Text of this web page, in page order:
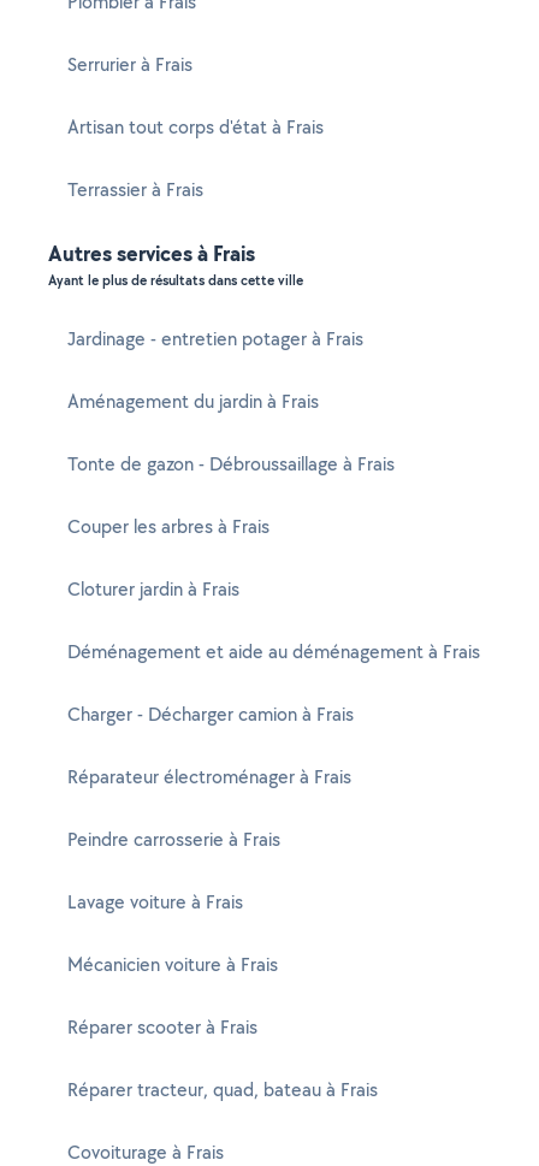
Serrurier à Frais
Artisan tout corps d'état à Frais
Terrassier à Frais
Autres services à Frais
Ayant le plus de résultats dans cette ville
Jardinage - entretien potager à Frais
Aménagement du jardin à Frais
Tonte de gazon - Débroussaillage à Frais
Couper les arbres à Frais
Cloturer jardin à Frais
Déménagement et aide au déménagement à Frais
Charger - Décharger camion à Frais
Réparateur électroménager à Frais
Peindre carrosserie à Frais
Lavage voiture à Frais
Mécanicien voiture à Frais
Réparer scooter à Frais
Réparer tracteur, quad, bateau à Frais
Covoiturage à Frais